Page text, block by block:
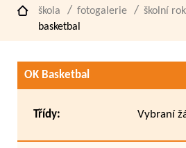
škola fotogalerie školní
basketbal
OK Basketbal
Třídy: Vybraní